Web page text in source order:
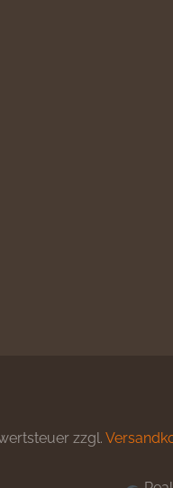
zzgl.